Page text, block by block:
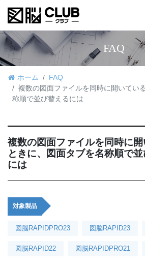
FAQ
ホーム
FAQ
複数の図面ファイルを同時に開いてい
称順で並び替えるには
複数の図面ファイルを同時に
ときに、図面タブを名称順で
には
対象製品
図脳RAPIDPRO23 図脳RAPID23
図脳RAPID22 図脳RAPIDPRO21